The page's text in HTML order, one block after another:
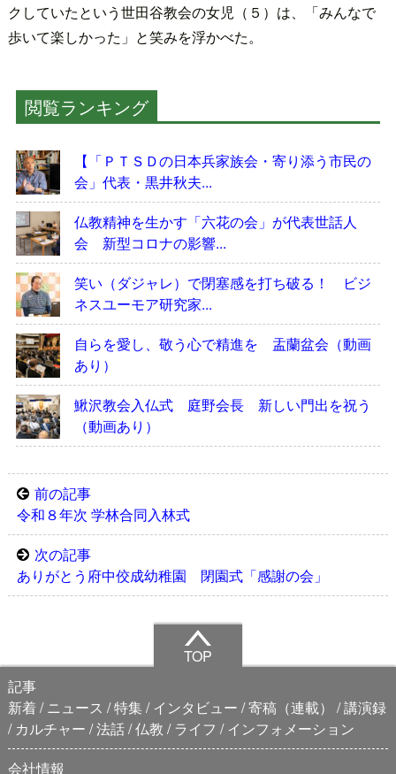
クしていたという世田谷教会の女児（５）は、「みんなで
歩いて楽しかった」と笑みを浮かべた。
閲覧ランキング
【「ＰＴＳＤの日本兵家族会・寄り添う市民の
会」代表・黒井秋夫...
仏教精神を生かす「六花の会」が代表世話人
会 新型コロナの影響...
笑い（ダジャレ）で閉塞感を打ち破る！ ビジ
ネスユーモア研究家...
自らを愛し、敬う心で精進を 盂蘭盆会（動画
あり）
鰍沢教会入仏式 庭野会長 新しい門出を祝う
（動画あり）
前の記事
令和８年次 学林合同入林式
次の記事
ありがとう府中佼成幼稚園 閉園式「感謝の会」
TOP
記事
新着
ニュース 特集 インタビュー 寄稿（連載）
講演録
カルチャー 法話 仏教 ライフ
インフォメーション
会社情報